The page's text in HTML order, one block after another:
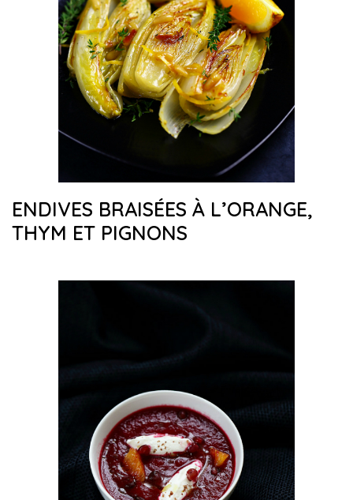
ENDIVES BRAISÉES À L’ORANGE,
THYM ET PIGNONS